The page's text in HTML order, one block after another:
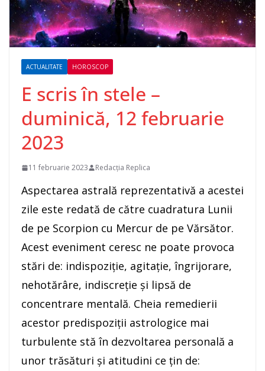
ACTUALITATE HOROSCOP
E scris în stele –
duminică, 12 februarie
2023
11 februarie 2023 Redacția Replica
Aspectarea astrală reprezentativă a acestei
zile este redată de către cuadratura Lunii
de pe Scorpion cu Mercur de pe Vărsător.
Acest eveniment ceresc ne poate provoca
stări de: indispoziţie, agitaţie, îngrijorare,
nehotărâre, indiscreţie şi lipsă de
concentrare mentală. Cheia remedierii
acestor predispoziţii astrologice mai
turbulente stă în dezvoltarea personală a
unor trăsături şi atitudini ce ţin de: